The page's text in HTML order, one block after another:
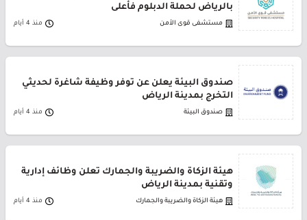
بالرياض لحملة الدبلوم فأعلى
مستشفى قوى الأمن منذ 4 أيام
صندوق البيئة يعلن عن توفر وظيفة شاغرة لحديثي
التخرج بمدينة الرياض
صندوق البيئة منذ 4 أيام
هيئة الزكاة والضريبة والجمارك تعلن وظائف إدارية
وتقنية بمدينة الرياض
هيئة الزكاة والضريبة والجمارك منذ 4 أيام